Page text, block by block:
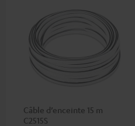
Câble d’enceinte 15 m
C2515S